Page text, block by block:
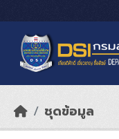
ชุดข้อมูล